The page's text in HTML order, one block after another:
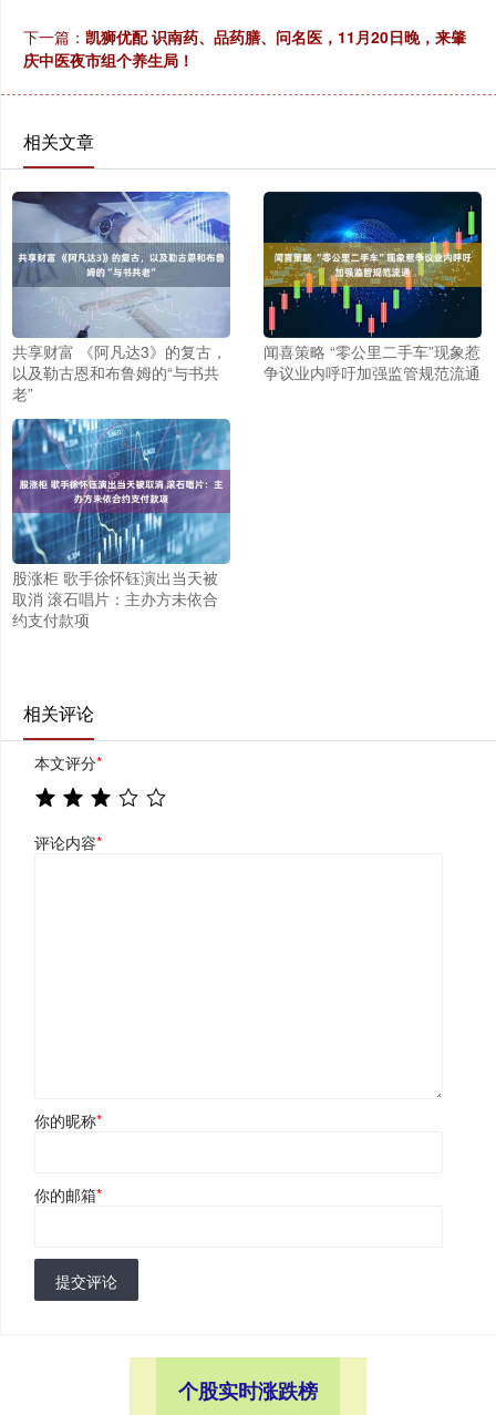
下一篇： 凯狮优配 识南药、品药膳、问名医，11月20日晚，来肇
庆中医夜市组个养生局！
相关文章
共享财富 《阿凡达3》的复古，
以及勒古恩和布鲁姆的“与书共
老”
闻喜策略 “零公里二手车”现象惹
争议业内呼吁加强监管规范流通
股涨柜 歌手徐怀钰演出当天被
取消 滚石唱片：主办方未依合
约支付款项
相关评论
本文评分*
评论内容*
你的昵称*
你的邮箱*
提交评论
个股实时涨跌榜